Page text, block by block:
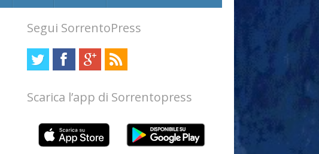
Segui SorrentoPress
Scarica l’app di Sorrentopress